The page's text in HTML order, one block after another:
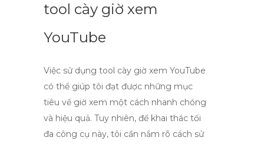
tool cày giờ xem
YouTube
Việc sử dụng tool cày giờ xem YouTube
có thể giúp tôi đạt được những mục
tiêu về giờ xem một cách nhanh chóng
và hiệu quả. Tuy nhiên, để khai thác tối
đa công cụ này, tôi cần nắm rõ cách sử